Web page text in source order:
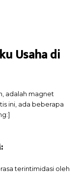
Usaha di
adalah magnet
ini, ada beberapa
terintimidasi oleh